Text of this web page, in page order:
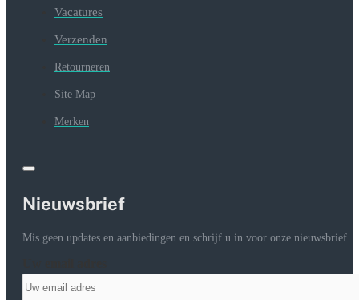
Vacatures
Verzenden
Retourneren
Site Map
Merken
Nieuwsbrief
Mis geen updates en aanbiedingen en schrijf u in voor onze nieuwsbrief.